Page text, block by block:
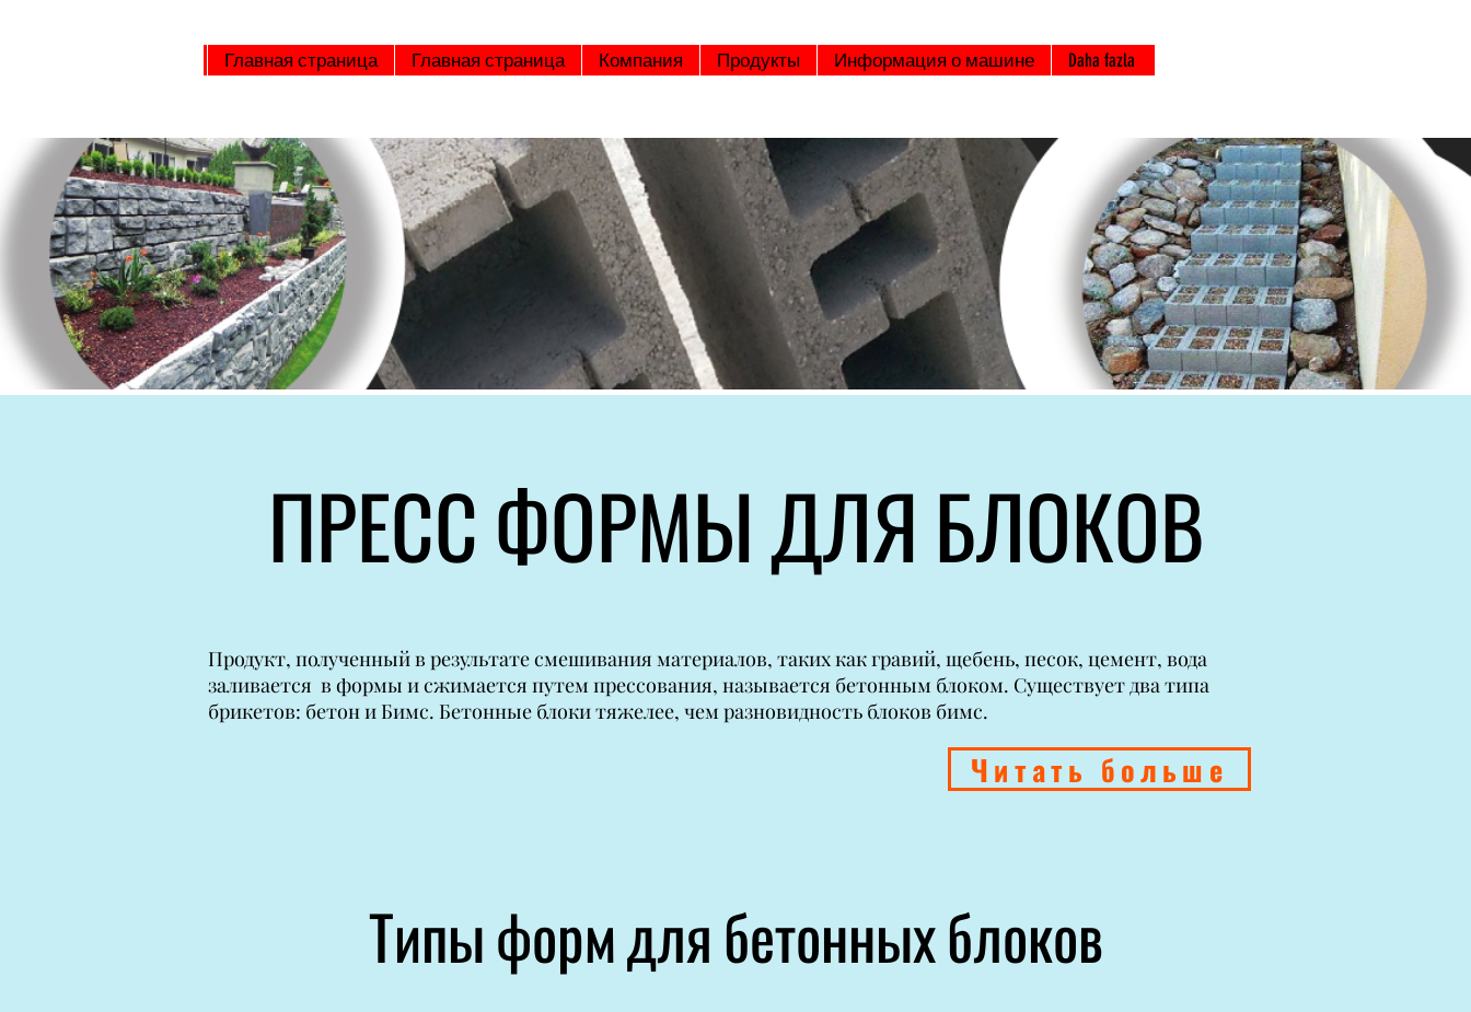
Главная страница Главная страница Компания Продукты Информация о машине Daha fazla
ПРЕСС ФОРМЫ ДЛЯ БЛОКОВ
Продукт, полученный в результате смешивания материалов, таких как гравий, щебень, песок, цемент, вода
заливается в формы и сжимается путем прессования, называется бетонным блоком. Существует два типа
брикетов: бетон и Бимс. Бетонные блоки тяжелее, чем разновидность блоков бимс.
Читать больше
​​Типы форм для бетонных блоков